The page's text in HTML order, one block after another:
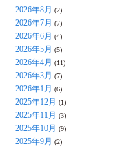
2026年8月 (2)
2026年7月 (7)
2026年6月 (4)
2026年5月 (5)
2026年4月 (11)
2026年3月 (7)
2026年1月 (6)
2025年12月 (1)
2025年11月 (3)
2025年10月 (9)
2025年9月 (2)